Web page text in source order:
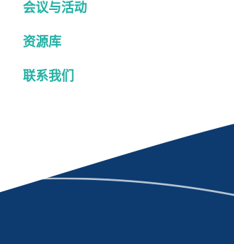
会议与活动
资源库
联系我们